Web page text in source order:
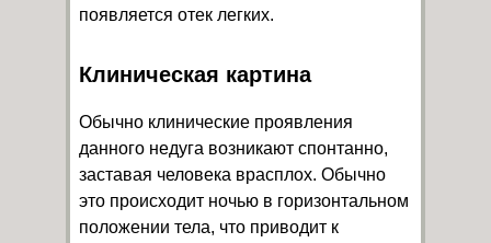
появляется отек легких.
Клиническая картина
Обычно клинические проявления
данного недуга возникают спонтанно,
заставая человека врасплох. Обычно
это происходит ночью в горизонтальном
положении тела, что приводит к